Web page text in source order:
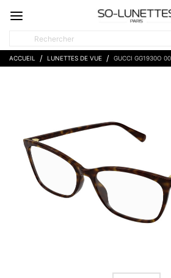
ACCUEIL LUNETTES DE VUE GUCCI GG1930O